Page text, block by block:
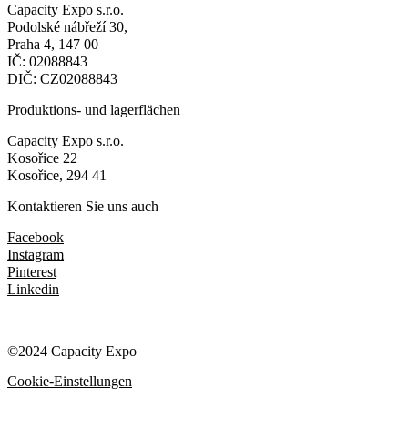
Capacity Expo s.r.o.
Podolské nábřeží 30,
Praha 4, 147 00
IČ: 02088843
DIČ: CZ02088843
Produktions- und lagerflächen
Capacity Expo s.r.o.
Kosořice 22
Kosořice, 294 41
Kontaktieren Sie uns auch
Facebook
Instagram
Pinterest
Linkedin
©2024 Capacity Expo
Cookie-Einstellungen